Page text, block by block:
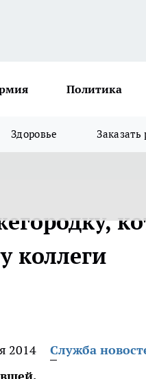
Политика
Здоровье Заказать
коллеги
2014
Служба